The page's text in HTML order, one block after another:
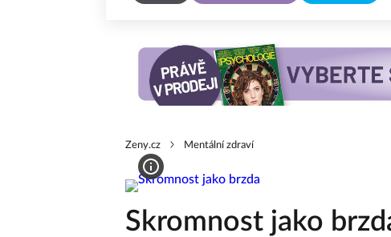
Zeny.cz Mentální zdraví
Skromnost jako